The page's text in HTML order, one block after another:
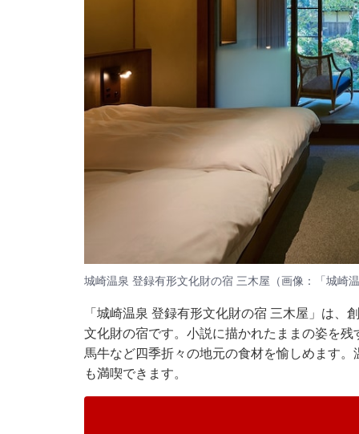
城崎温泉 登録有形文化財の宿 三木屋（画像：「城崎
「城崎温泉 登録有形文化財の宿 三木屋」は
文化財の宿です。小説に描かれたままの姿を
馬牛など四季折々の地元の食材を愉しめます
も満喫できます。